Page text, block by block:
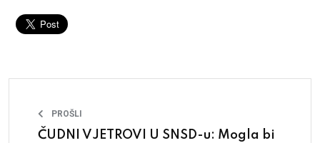
PROŠLI
ČUDNI VJETROVI U SNSD-u: Mogla bi